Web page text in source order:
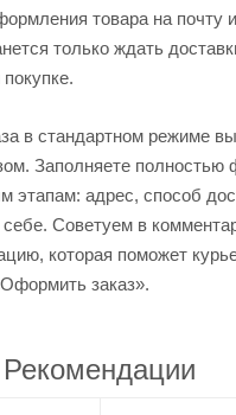
товара на почту
только ждать
в стандартном режиме
Заполняете полностью
этапам: адрес, способ
Советуем в
которая поможет
заказ».
Рекомендации